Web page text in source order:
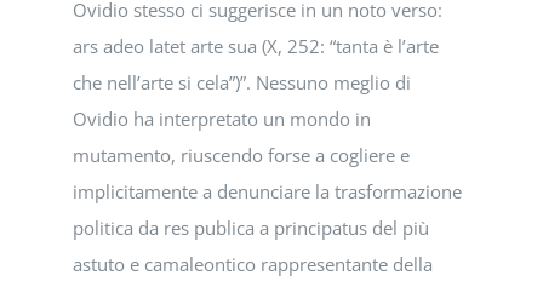
Ovidio stesso ci suggerisce in un noto verso:
ars adeo latet arte sua (X, 252: “tanta è l’arte
che nell’arte si cela”)”. Nessuno meglio di
Ovidio ha interpretato un mondo in
mutamento, riuscendo forse a cogliere e
implicitamente a denunciare la trasformazione
politica da res publica a principatus del più
astuto e camaleontico rappresentante della